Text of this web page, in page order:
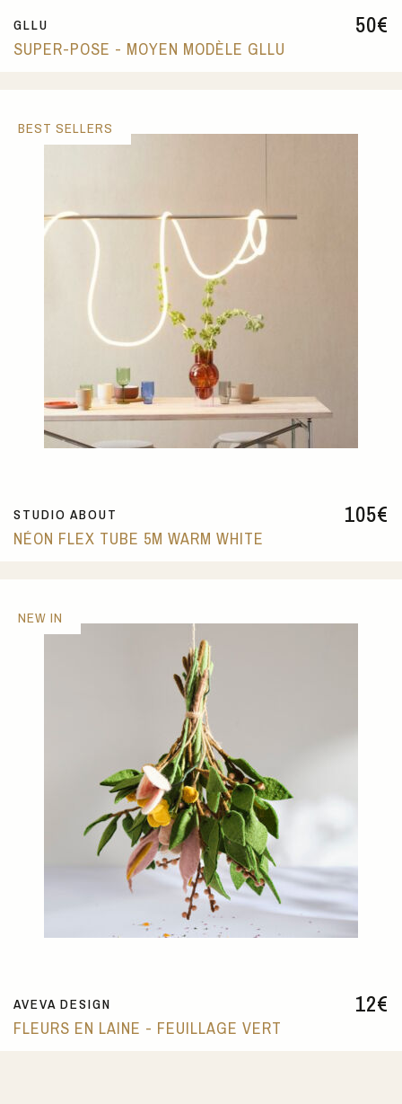
50€
GLLU
SUPER-POSE - MOYEN MODÈLE GLLU
105€
STUDIO ABOUT
NÉON FLEX TUBE 5M WARM WHITE
BEST SELLERS
12€
AVEVA DESIGN
FLEURS EN LAINE - FEUILLAGE VERT
NEW IN